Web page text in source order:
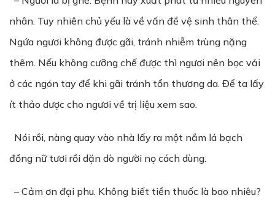
nhân. Tuy nhiên chủ yếu là về vấn đề vệ sinh thân thể.
Ngứa ngươi không được gãi, tránh nhiễm trùng nặng
thêm. Nếu không cưỡng chế được thì ngươi nên bọc vải
ở các ngón tay để khi gãi tránh tổn thương da. Để ta lấy
ít thảo dược cho ngươi về trị liệu xem sao.
Nói rồi, nàng quay vào nhà lấy ra một nắm lá bạch
đồng nữ tươi rồi dặn dò người nọ cách dùng.
– Cảm ơn đại phu. Không biết tiền thuốc là bao nhiêu?